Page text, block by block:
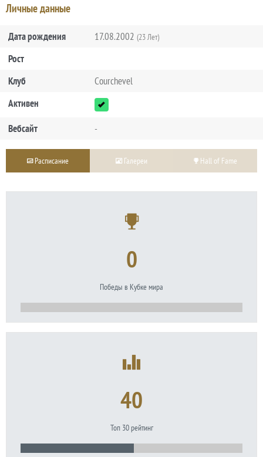
Личные данные
Дата рождения 17.08.2002 (23 Лет)
Рост
Клуб
Courchevel
Активен
Вебсайт
-
Расписание Галереи Hall of Fame
0
Победы в Кубке мира
40
Топ 30 рейтинг